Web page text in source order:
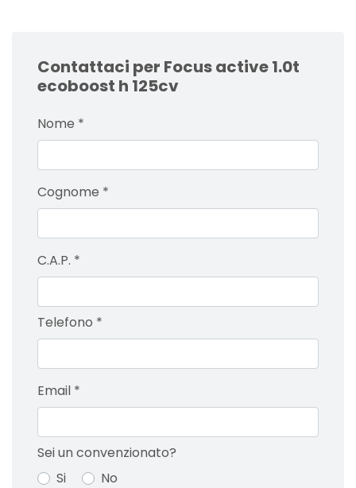
Contattaci per Focus active 1.0t
ecoboost h 125cv
Nome *
Cognome *
C.A.P. *
Telefono *
Email *
Sei un convenzionato?
Si
No